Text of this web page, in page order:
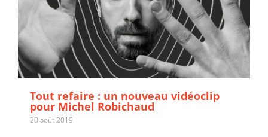
Tout refaire : un nouveau vidéoclip
pour Michel Robichaud
20 août 2019